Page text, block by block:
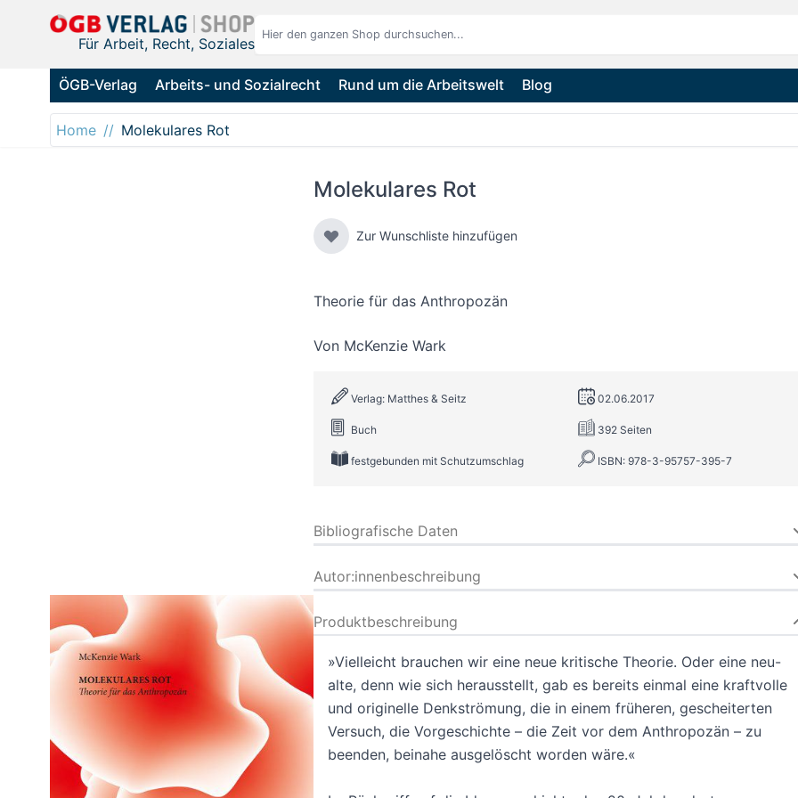
Direkt zum Inhalt
Für Arbeit, Recht, Soziales
ÖGB-Verlag Arbeits- und Sozialrecht Rund um die Arbeitswelt Blog
Home Molekulares Rot
Molekulares Rot
Zur Wunschliste hinzufügen
Theorie für das Anthropozän
Von McKenzie Wark
Verlag: Matthes & Seitz 02.06.2017
Buch 392 Seiten
festgebunden mit Schutzumschlag ISBN: 978-3-95757-395-7
Bibliografische Daten
Autor:innenbeschreibung
Produktbeschreibung
»Vielleicht brauchen wir eine neue kritische Theorie. Oder eine neu-
alte, denn wie sich herausstellt, gab es bereits einmal eine kraftvolle
und originelle Denkströmung, die in einem früheren, gescheiterten
Versuch, die Vorgeschichte – die Zeit vor dem Anthropozän – zu
beenden, beinahe ausgelöscht worden wäre.«